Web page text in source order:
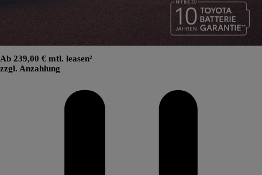
Ab 239,00 € mtl. leasen²
zzgl. Anzahlung